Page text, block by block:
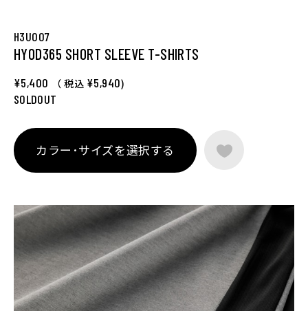
H3U007
HYOD365 SHORT SLEEVE T-SHIRTS
¥5,400 （ 税込 ¥5,940)
SOLDOUT
カラー･サイズを選択する